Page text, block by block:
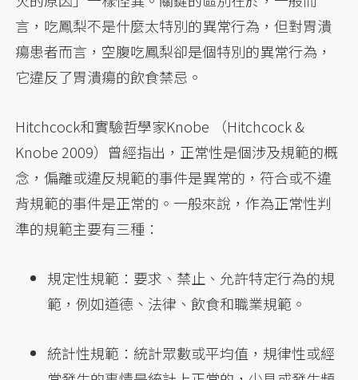
言，吃鳳梨不是什麼太特別的異常行為，但對胃潰
瘍患者而言，空腹吃鳳梨卻是個特別的異常行為，
它違反了胃潰瘍的飲食禁忌。
Hitchcock和實驗哲學家Knobe （Hitchcock &
Knobe 2009）曾經指出，正常性是個涉及規範的概
念，偏離或違反規範的事件是異常的，符合或不違
背規範的事件是正常的。一般來說，作為正常性判
準的規範主要有三種：
規定性規範：要求、禁止、允許特定行為的規
範，例如道德、法律、飲食和職業規範。
統計性規範：統計眾數或平均值，規律性或經